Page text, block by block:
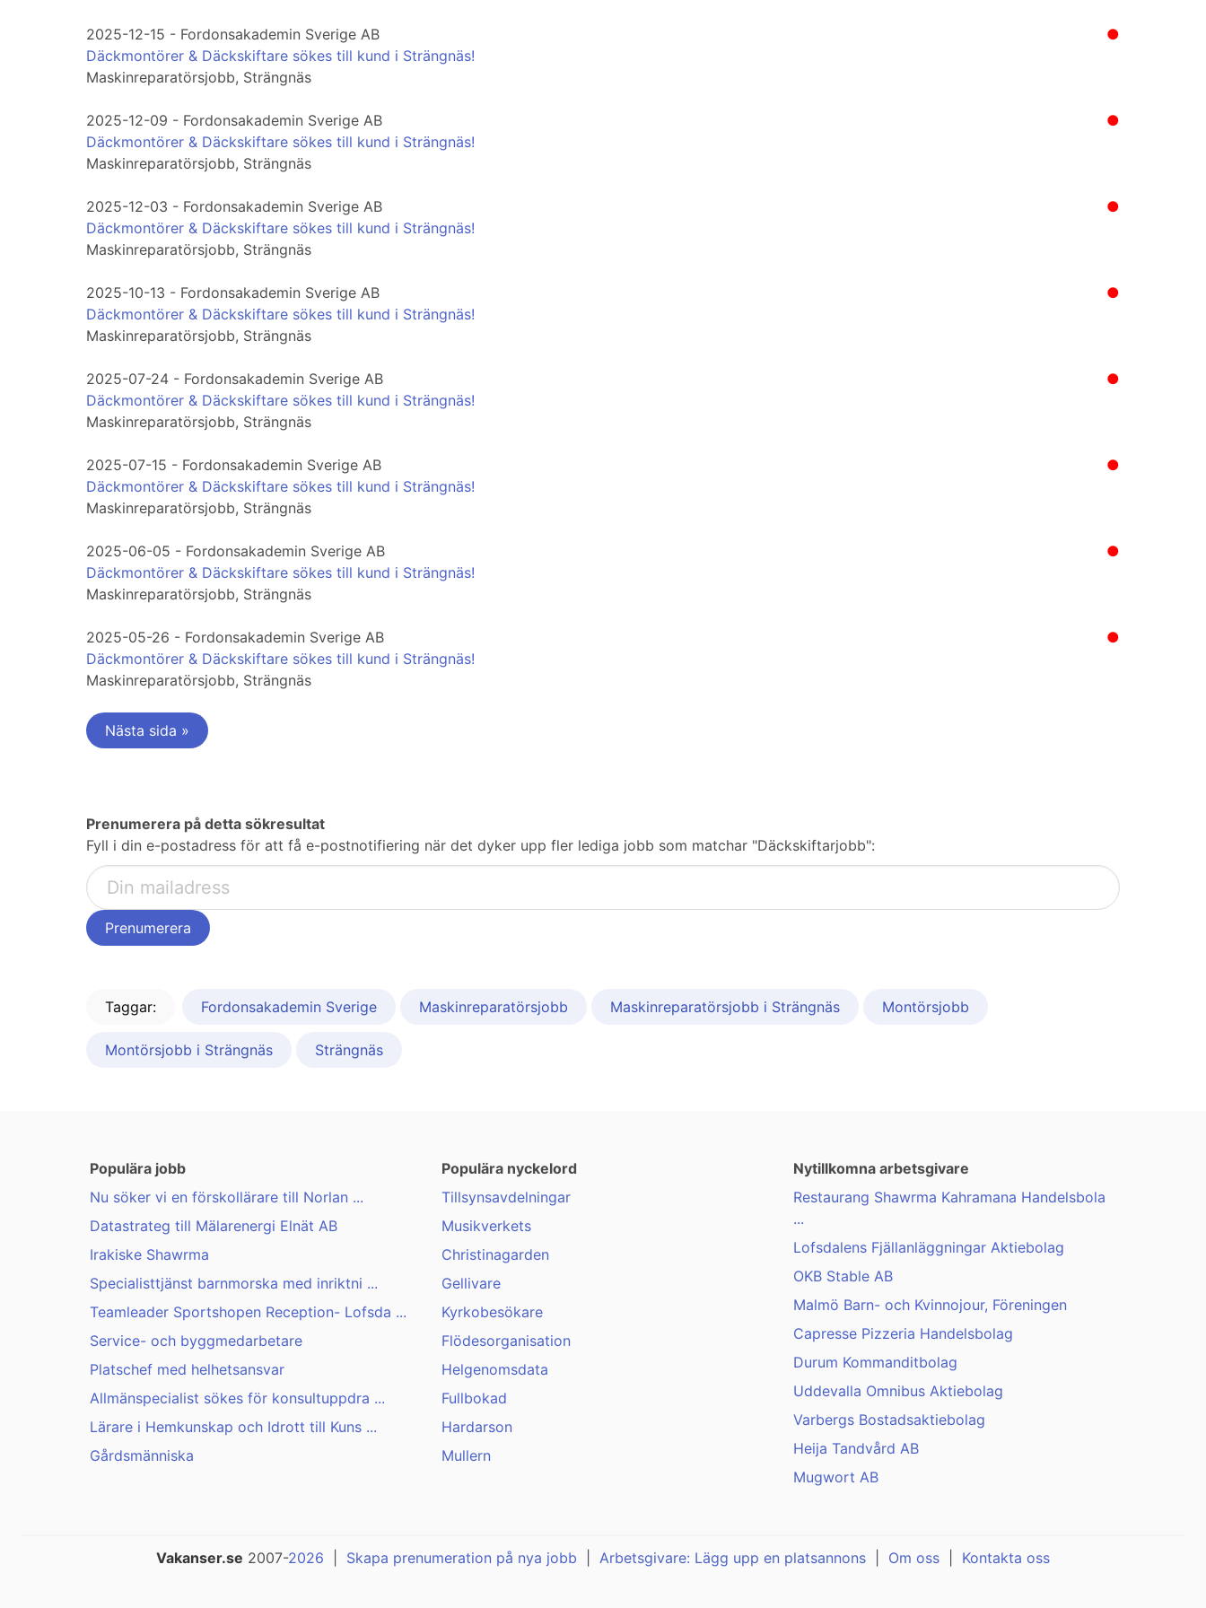
●
2025-12-15 - Fordonsakademin Sverige AB
Däckmontörer & Däckskiftare sökes till kund i Strängnäs!
Maskinreparatörsjobb, Strängnäs
●
2025-12-09 - Fordonsakademin Sverige AB
Däckmontörer & Däckskiftare sökes till kund i Strängnäs!
Maskinreparatörsjobb, Strängnäs
●
2025-12-03 - Fordonsakademin Sverige AB
Däckmontörer & Däckskiftare sökes till kund i Strängnäs!
Maskinreparatörsjobb, Strängnäs
●
2025-10-13 - Fordonsakademin Sverige AB
Däckmontörer & Däckskiftare sökes till kund i Strängnäs!
Maskinreparatörsjobb, Strängnäs
●
2025-07-24 - Fordonsakademin Sverige AB
Däckmontörer & Däckskiftare sökes till kund i Strängnäs!
Maskinreparatörsjobb, Strängnäs
●
2025-07-15 - Fordonsakademin Sverige AB
Däckmontörer & Däckskiftare sökes till kund i Strängnäs!
Maskinreparatörsjobb, Strängnäs
●
2025-06-05 - Fordonsakademin Sverige AB
Däckmontörer & Däckskiftare sökes till kund i Strängnäs!
Maskinreparatörsjobb, Strängnäs
●
2025-05-26 - Fordonsakademin Sverige AB
Däckmontörer & Däckskiftare sökes till kund i Strängnäs!
Maskinreparatörsjobb, Strängnäs
Nästa sida »
Prenumerera på detta sökresultat
Fyll i din e-postadress för att få e-postnotifiering när det dyker upp fler lediga jobb som matchar "Däckskiftarjobb":
Taggar: Fordonsakademin Sverige Maskinreparatörsjobb Maskinreparatörsjobb i Strängnäs Montörsjobb
Montörsjobb i Strängnäs Strängnäs
Populära jobb
Nu söker vi en förskollärare till Norlan ...
Datastrateg till Mälarenergi Elnät AB
Irakiske Shawrma
Specialisttjänst barnmorska med inriktni ...
Teamleader Sportshopen Reception- Lofsda ...
Service- och byggmedarbetare
Platschef med helhetsansvar
Allmänspecialist sökes för konsultuppdra ...
Lärare i Hemkunskap och Idrott till Kuns ...
Gårdsmänniska
Populära nyckelord
Tillsynsavdelningar
Musikverkets
Christinagarden
Gellivare
Kyrkobesökare
Flödesorganisation
Helgenomsdata
Fullbokad
Hardarson
Mullern
Nytillkomna arbetsgivare
Restaurang Shawrma Kahramana Handelsbola
...
Lofsdalens Fjällanläggningar Aktiebolag
OKB Stable AB
Malmö Barn- och Kvinnojour, Föreningen
Capresse Pizzeria Handelsbolag
Durum Kommanditbolag
Uddevalla Omnibus Aktiebolag
Varbergs Bostadsaktiebolag
Heija Tandvård AB
Mugwort AB
Vakanser.se 2007-2026 Skapa prenumeration på nya jobb Arbetsgivare: Lägg upp en platsannons Om oss Kontakta oss